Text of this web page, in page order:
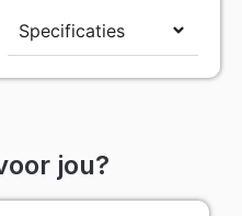
Specificaties
jou?